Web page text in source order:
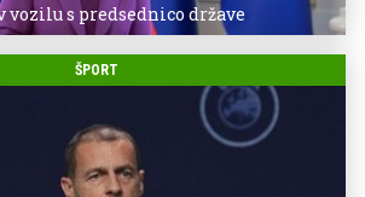
vozilu s predsednico države
ŠPORT